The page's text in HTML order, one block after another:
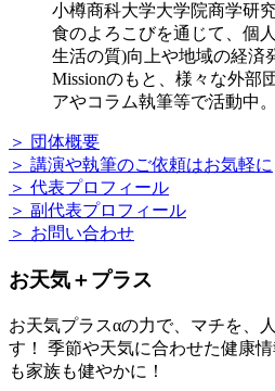
小樽商科大学大学院商学研
食のよろこびを通じて、個
生活の質)向上や地域の経済
Missionのもと、様々な外部
アやコラム執筆等で活動中。
＞ 団体概要
＞ 講演や執筆のご依頼はお気軽に
＞ 代表プロフィール
＞ 副代表プロフィール
＞ お問い合わせ
お天気＋プラス
お天気プラスαの力で、マチを、
す！ 季節や天気に合わせた健康
も家族も健やかに！